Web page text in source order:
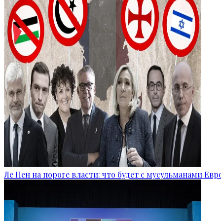
Ле Пен на пороге власти: что будет с мусульманами